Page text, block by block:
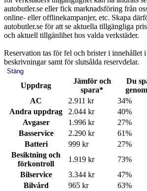
autobutler.se eller fick marknadsföring från
online- eller offlinekampanjer, etc. Skapa
autobutler.se för att se aktuella tillgängliga
och aktuell tillgänlihet hos valda verkstäder.
Reservation tas för fel och brister i innehållet
beskrivningar samt för slutsålda reservdelar.
Stäng
Uppdrag
Jämför och
spara*
Du
AC
2.911 kr 34%
Andra uppdrag
2.044 kr 40%
Avgaser
1.996 kr 27%
Basservice
2.290 kr 61%
Batteri
999 kr 27%
Besiktning och
förkontroll
1.919 kr 73%
Bilservice
3.344 kr 47%
Bilvård
965 kr 63%